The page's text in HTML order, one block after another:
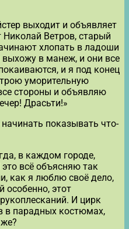
выходит и объявляет
Николай Ветров, старый
хлопать в ладоши
выхожу в манеж, и они все
и я под конец
уморительную
стороны и объявляю
Драсьти!»
показывать что-
в каждом городе,
всё объясняю так
как я люблю своё дело,
особенно, этот
И цирк
в парадных костюмах,